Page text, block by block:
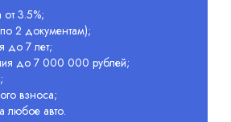
от 3.5%;
2 документам);
до 7 лет;
до 7 000 000 рублей;
взноса;
любое авто.